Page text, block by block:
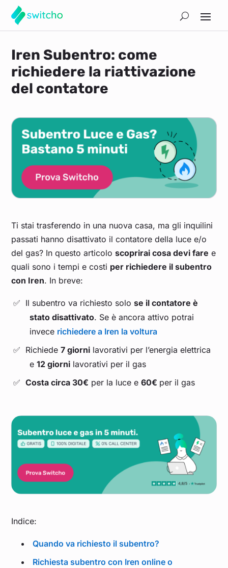
Iren Subentro: come
richiedere la riattivazione
del contatore
Ti stai trasferendo in una nuova casa, ma gli inquilini
passati hanno disattivato il contatore della luce e/o
del gas? In questo articoloscoprirai cosa devi fare e
quali sono i tempi e costi per richiedere il subentro
con Iren. In breve:
Il subentro va richiesto solo se il contatore è
stato disattivato. Se è ancora attivo potrai
invece richiedere a Iren la voltura
Richiede 7 giorni lavorativi per l’energia elettrica
e12 giorni lavorativi per il gas
Costa circa 30€ per la luce e 60€ per il gas
Indice:
Quando va richiesto il subentro?
Richiesta subentro con Iren online o